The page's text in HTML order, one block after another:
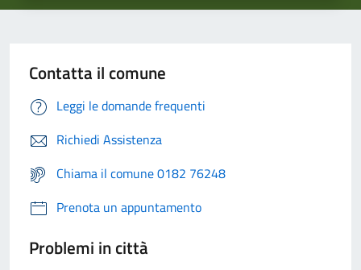
Contatta il comune
Leggi le domande frequenti
Richiedi Assistenza
Chiama il comune 0182 76248
Prenota un appuntamento
Problemi in città